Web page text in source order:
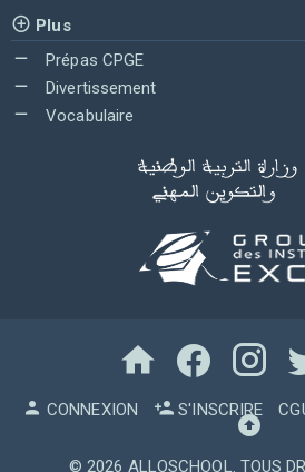
Plus
Prépas CPGE
Divertissement
Vocabulaire
CONNEXION S'INSCRIRE
© 2026 ALLOSCHOOL. TOUS